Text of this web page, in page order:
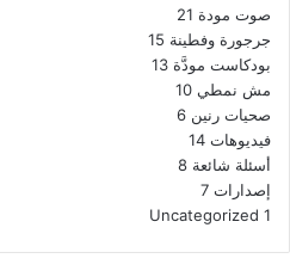
صوت مودة 21
جرجورة وفطينة 15
بودكاست مودَّة 13
مش نمطي 10
صحيات رنين 6
فيديوهات 14
أسئلة شائعة 8
إصدارات 7
Uncategorized 1